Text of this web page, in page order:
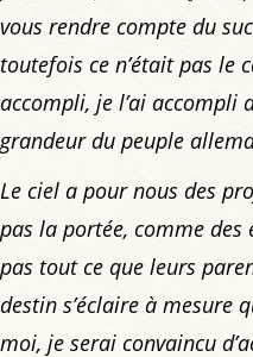
vous rendre compte du
toutefois ce n’était pas le
accompli, je l’ai accompli
grandeur du peuple
Le ciel a pour nous des
pas la portée, comme
pas tout ce que leurs
destin s’éclaire à mesure
moi, je serai convaincu